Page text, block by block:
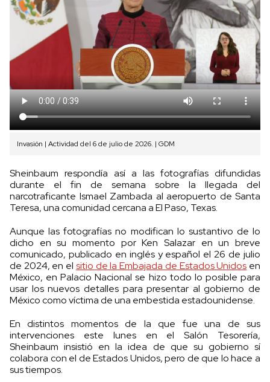
Invasión | Actividad del 6 de julio de 2026. | GDM
Sheinbaum respondía así a las fotografías difundidas
durante el fin de semana sobre la llegada del
narcotraficante Ismael Zambada al aeropuerto de Santa
Teresa, una comunidad cercana a El Paso, Texas.
Aunque las fotografías no modifican lo sustantivo de lo
dicho en su momento por Ken Salazar en un breve
comunicado, publicado en inglés y español el 26 de julio
de 2024, en el sitio de la Embajada de Estados Unidos en
México, en Palacio Nacional se hizo todo lo posible para
usar los nuevos detalles para presentar al gobierno de
México como víctima de una embestida estadounidense.
En distintos momentos de la que fue una de sus
intervenciones este lunes en el Salón Tesorería,
Sheinbaum insistió en la idea de que su gobierno sí
colabora con el de Estados Unidos, pero de que lo hace a
sus tiempos.